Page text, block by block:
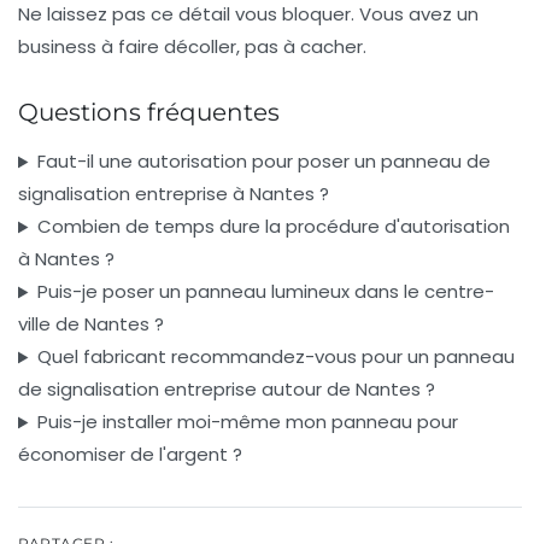
Ne laissez pas ce détail vous bloquer. Vous avez un
business à faire décoller, pas à cacher.
Questions fréquentes
Faut-il une autorisation pour poser un panneau de
signalisation entreprise à Nantes ?
Combien de temps dure la procédure d'autorisation
à Nantes ?
Puis-je poser un panneau lumineux dans le centre-
ville de Nantes ?
Quel fabricant recommandez-vous pour un panneau
de signalisation entreprise autour de Nantes ?
Puis-je installer moi-même mon panneau pour
économiser de l'argent ?